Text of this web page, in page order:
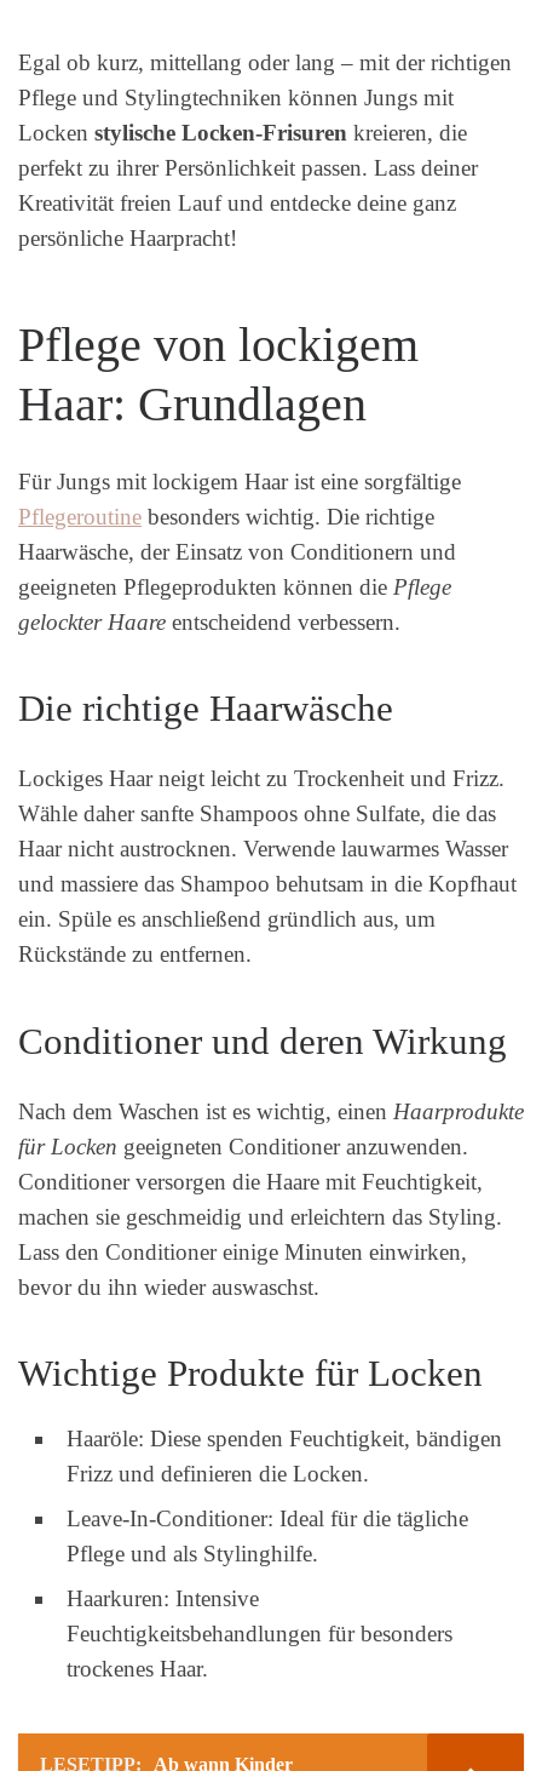
Egal ob kurz, mittellang oder lang – mit der richtigen
Pflege und Stylingtechniken können Jungs mit
Locken stylische Locken-Frisuren kreieren, die
perfekt zu ihrer Persönlichkeit passen. Lass deiner
Kreativität freien Lauf und entdecke deine ganz
persönliche Haarpracht!
Pflege von lockigem
Haar: Grundlagen
Für Jungs mit lockigem Haar ist eine sorgfältige
Pflegeroutine besonders wichtig. Die richtige
Haarwäsche, der Einsatz von Conditionern und
geeigneten Pflegeprodukten können die Pflege
gelockter Haare entscheidend verbessern.
Die richtige Haarwäsche
Lockiges Haar neigt leicht zu Trockenheit und Frizz.
Wähle daher sanfte Shampoos ohne Sulfate, die das
Haar nicht austrocknen. Verwende lauwarmes Wasser
und massiere das Shampoo behutsam in die Kopfhaut
ein. Spüle es anschließend gründlich aus, um
Rückstände zu entfernen.
Conditioner und deren Wirkung
Nach dem Waschen ist es wichtig, einen Haarprodukte
für Locken geeigneten Conditioner anzuwenden.
Conditioner versorgen die Haare mit Feuchtigkeit,
machen sie geschmeidig und erleichtern das Styling.
Lass den Conditioner einige Minuten einwirken,
bevor du ihn wieder auswaschst.
Wichtige Produkte für Locken
Haaröle: Diese spenden Feuchtigkeit, bändigen
Frizz und definieren die Locken.
Leave-In-Conditioner: Ideal für die tägliche
Pflege und als Stylinghilfe.
Haarkuren: Intensive
Feuchtigkeitsbehandlungen für besonders
trockenes Haar.
LESETIPP:
Ab wann Kinder